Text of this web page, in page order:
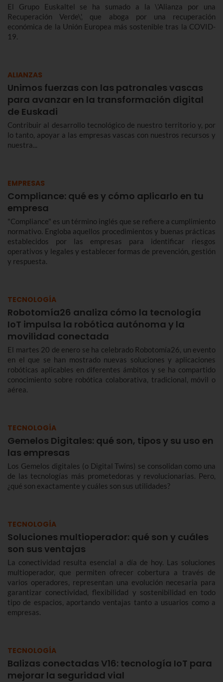
El Grupo Euskaltel se ha sumado a la \'Alianza por una
Recuperación Verde\', que aboga por una recuperación
económica de la Unión Europea más sostenible tras la COVID-
19.
ALIANZAS
Unimos fuerzas con las patronales vascas
para avanzar en la transformación digital
de Euskadi
Contribuir al desarrollo tecnológico de nuestro territorio y, por
lo tanto, apoyar a las empresas vascas con nuestros recursos y
nuestra...
EMPRESAS
Compliance: qué es y cómo aplicarlo en tu
empresa
"Compliance" es un término inglés que se refiere a cumplimiento
normativo. Engloba aquellos procedimientos y buenas prácticas
establecidos por las empresas para identificar riesgos
operativos y legales y establecer formas de prevención, gestión
y respuesta.
TECNOLOGÍA
Robotomía26 analiza cómo la tecnología
IoT impulsa la robótica autónoma y la
movilidad conectada
El martes 20 de enero se ha celebrado Robotomía26, un evento
en el que se han mostrado nuevas soluciones y aplicaciones
robóticas aplicables en diferentes ámbitos y se ha compartido
conocimiento sobre robótica colaborativa, tradicional, móvil o
aérea.
TECNOLOGÍA
Gemelos Digitales: qué son, tipos y su uso en
las empresas
Los Gemelos digitales (o Digital Twins) se consolidan como una
de las tecnologías más prometedoras y revolucionarias. Pero,
¿qué son exactamente y cuáles son sus utilidades?
TECNOLOGÍA
Soluciones multioperador: qué son y cuáles
son sus ventajas
La conectividad resulta esencial a día de hoy. Las soluciones
multioperador, que permiten ofrecer cobertura a través de
varios operadores, representan una evolución necesaria para
garantizar conectividad, flexibilidad y sostenibilidad en todo
tipo de espacios, aportando ventajas tanto a usuarios como a
empresas.
TECNOLOGÍA
Balizas conectadas V16: tecnología IoT para
mejorar la seguridad vial